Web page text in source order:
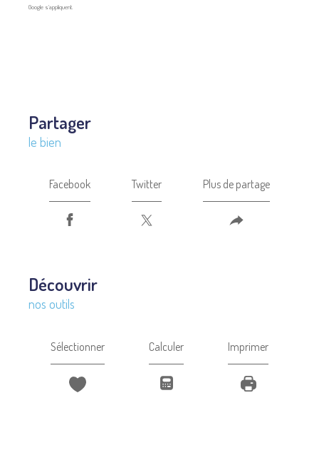
Google s'appliquent.
partager
le bien
Facebook Twitter Plus de partage
découvrir
nos outils
Sélectionner Calculer Imprimer